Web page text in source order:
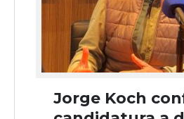
Jorge Koch